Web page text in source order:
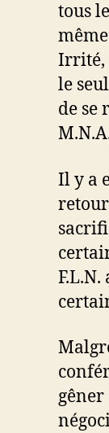
tous
Irrité,
le
de se
Il y a
retour